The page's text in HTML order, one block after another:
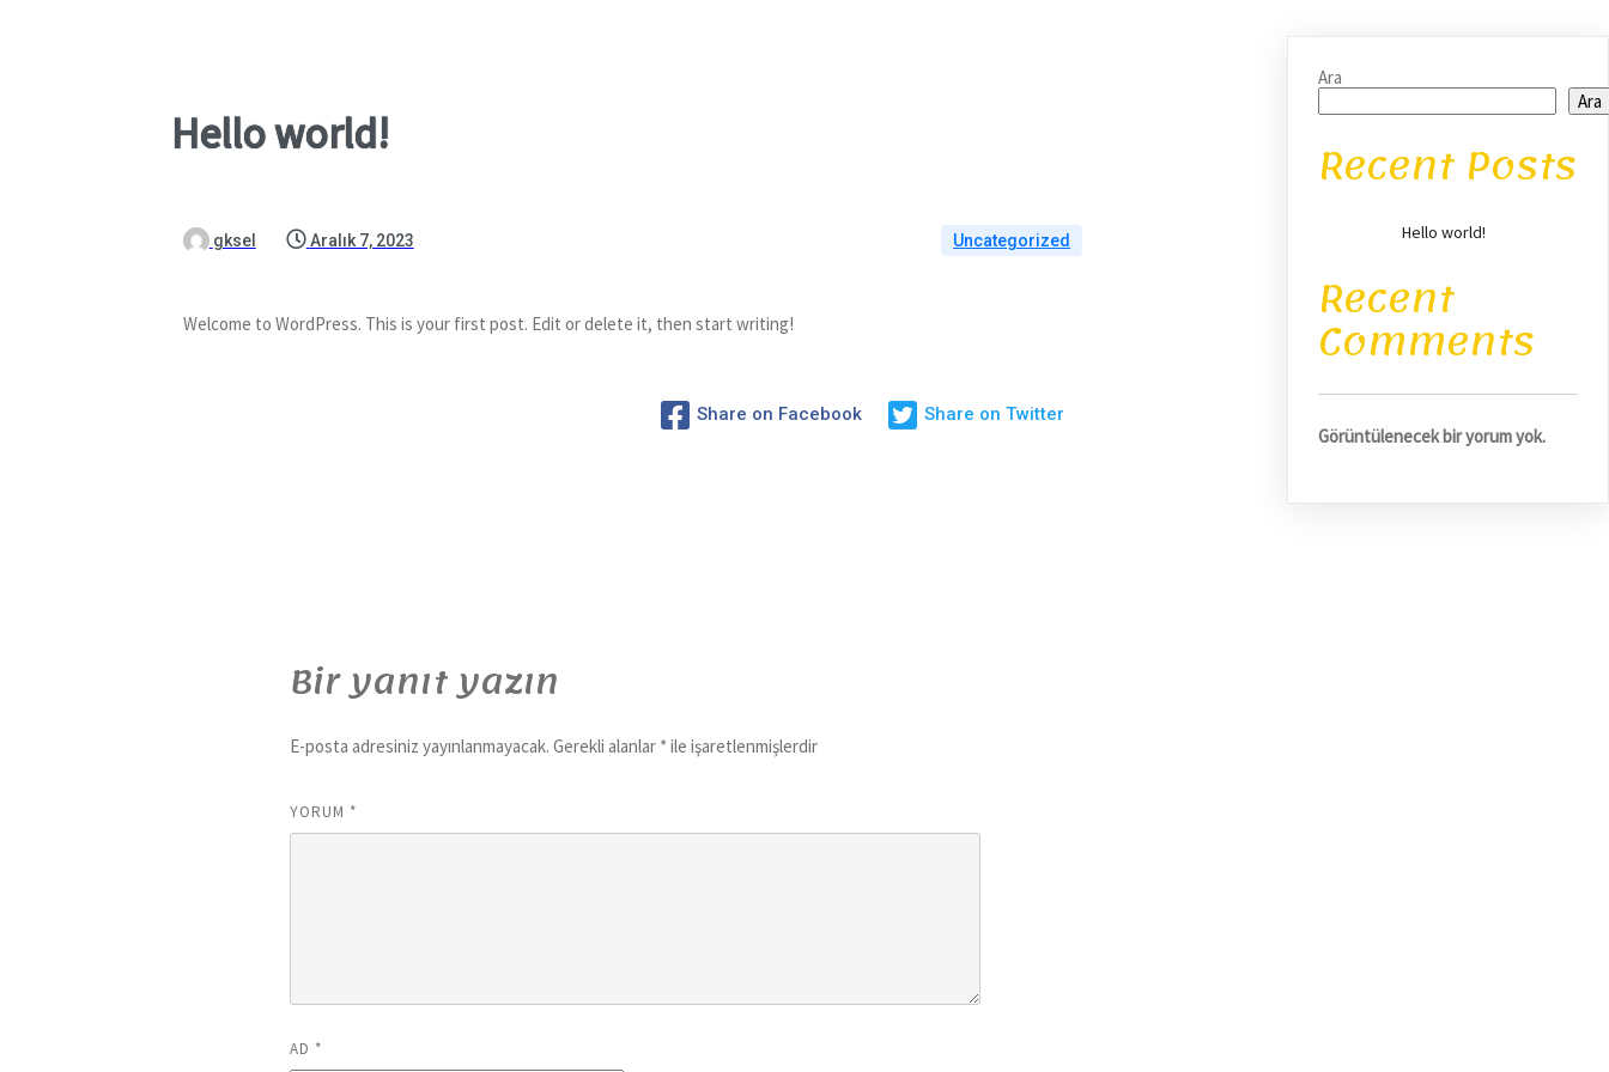
Hello world!
gksel Aralık 7, 2023 Uncategorized
Welcome to WordPress. This is your first post. Edit or delete it, then start writing!
Share on Facebook Share on Twitter
Bir yanıt yazın
E-posta adresiniz yayınlanmayacak. Gerekli alanlar *ile işaretlenmişlerdir
YORUM *
AD *
Ara
Ara
Recent Posts
Hello world!
Recent
Comments
Görüntülenecek bir yorum yok.